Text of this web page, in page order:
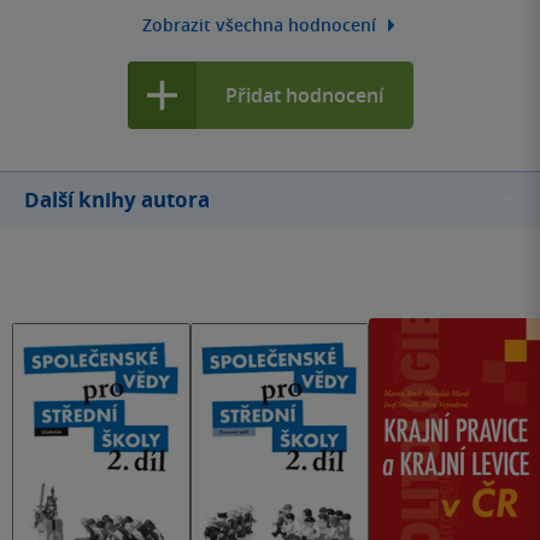
dezinformacím se budeš vyhýbat.
Zobrazit všechna hodnocení
Přidat hodnocení
Další knihy autora